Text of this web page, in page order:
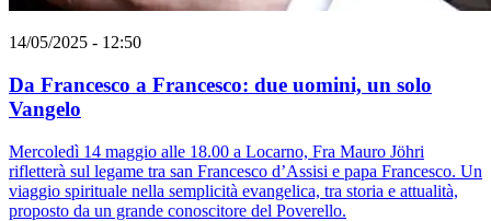
14/05/2025 - 12:50
Da Francesco a Francesco: due uomini, un solo
Vangelo
Mercoledì 14 maggio alle 18.00 a Locarno, Fra Mauro Jöhri
rifletterà sul legame tra san Francesco d’Assisi e papa Francesco. Un
viaggio spirituale nella semplicità evangelica, tra storia e attualità,
proposto da un grande conoscitore del Poverello.